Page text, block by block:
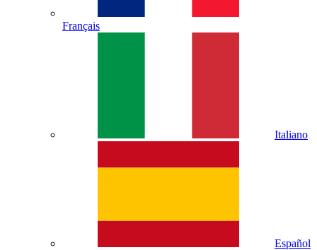
Français
Italiano
Español